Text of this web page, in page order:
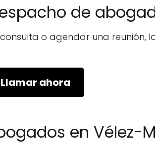
de
o agendar una reunión,
Llamar ahora
en Vélez-